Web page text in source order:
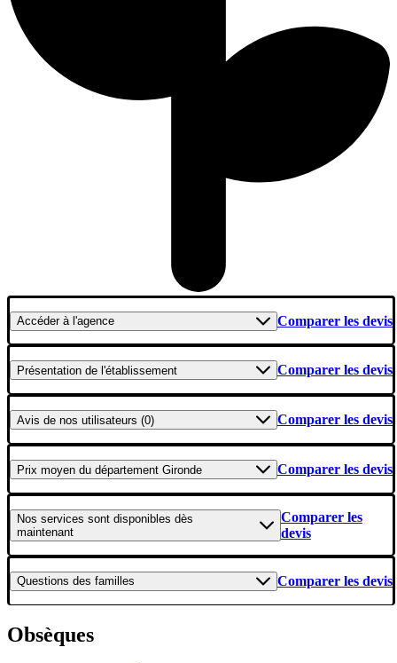
Accéderà l'agence Comparer les devis
Présentation de l'établissement Comparer les devis
Avis de nos utilisateurs (0) Comparer les devis
Prix moyen du département Gironde Comparer les devis
Nos services sont disponibles dès
maintenant
Comparer les
devis
Questions des familles Comparer les devis
Obsèques